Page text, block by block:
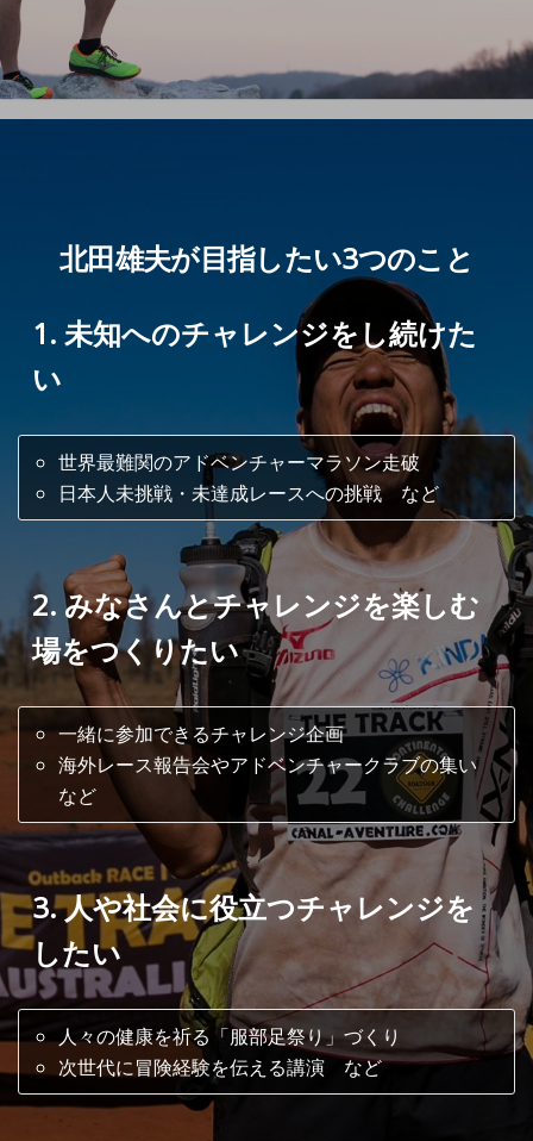
北田雄夫が目指したい3つのこと
1. 未知へのチャレンジをし続けた
い
世界最難関のアドベンチャーマラソン走破
日本人未挑戦・未達成レースへの挑戦 など
2. みなさんとチャレンジを楽しむ
場をつくりたい
一緒に参加できるチャレンジ企画
海外レース報告会やアドベンチャークラブの集い
など
3. 人や社会に役立つチャレンジを
したい
人々の健康を祈る「服部足祭り」づくり
次世代に冒険経験を伝える講演 など